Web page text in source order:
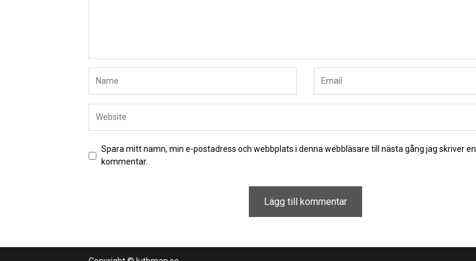
Spara mitt namn, min e-postadress och webbplats i denna webbläsare till nästa gång jag skriver en
kommentar.